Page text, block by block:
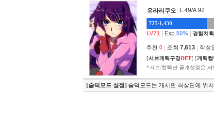
유라리쿠오 L:49/A:92
725/1,430
LV71 Exp.50% 경험치
추천 0 조회 7,613 작성
[서브캐릭구경OFF] [캐릭컬
*서브/컬렉션 공개설정은 서
[숨덕모드 설정] 숨덕모드는 게시판 최상단에 위